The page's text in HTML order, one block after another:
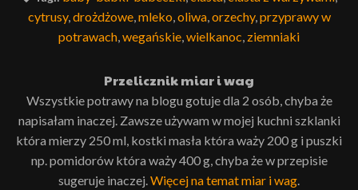
cytrusy, drożdżowe, mleko oliwa, orzechy, przyprawy w
potrawach wegańskie wielkanoc ziemniaki
Przelicznik miar i wag
Wszystkie potrawy na blogu gotuje dla 2 osób, chyba że
napisałam inaczej. Zawsze używam w mojej kuchni szklanki
która mierzy 250 ml, kostki masła która waży 200 g i puszki
np. pomidorów która waży 400 g, chyba że w przepisie
sugeruje inaczej. Więcej na temat miar i wag